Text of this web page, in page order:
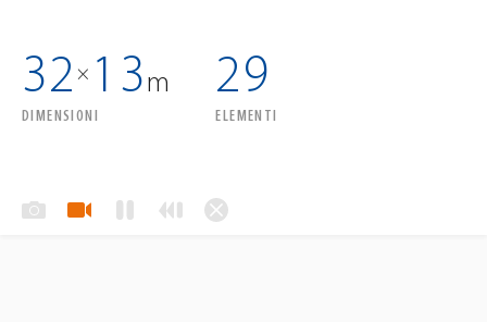
32 × 13m
DIMENSIONI
29
ELEMENTI